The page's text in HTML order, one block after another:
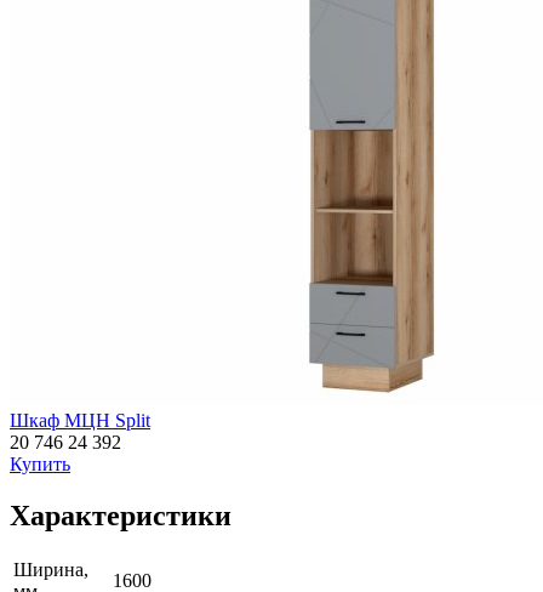
Шкаф МЦН Split
20 746 24 392
Купить
Характеристики
Ширина,
1600